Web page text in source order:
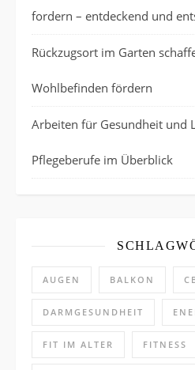
fordern – entdeckend und
Rückzugsort im Garten
Wohlbefinden fördern
Arbeiten für Gesundheit und
Pflegeberufe im Überblick
AUGEN BALKON
DARMGESUNDHEIT
FIT IM ALTER FITNESS